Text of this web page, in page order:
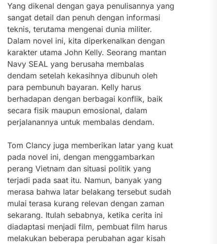
Yang dikenal dengan gaya penulisannya yang
sangat detail dan penuh dengan informasi
teknis, terutama mengenai dunia militer.
Dalam novel ini, kita diperkenalkan dengan
karakter utama John Kelly. Seorang mantan
Navy SEAL yang berusaha membalas
dendam setelah kekasihnya dibunuh oleh
para pembunuh bayaran. Kelly harus
berhadapan dengan berbagai konflik, baik
secara fisik maupun emosional, dalam
perjalanannya untuk membalas dendam.
Tom Clancy juga memberikan latar yang kuat
pada novel ini, dengan menggambarkan
perang Vietnam dan situasi politik yang
terjadi pada saat itu. Namun, banyak yang
merasa bahwa latar belakang tersebut sudah
mulai terasa kurang relevan dengan zaman
sekarang. Itulah sebabnya, ketika cerita ini
diadaptasi menjadi film, pembuat film harus
melakukan beberapa perubahan agar kisah